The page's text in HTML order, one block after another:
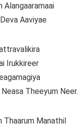
Alangaaramaai
Aaviyae
Irukkireer
Theeyum Neer.
Thaarum Manathil